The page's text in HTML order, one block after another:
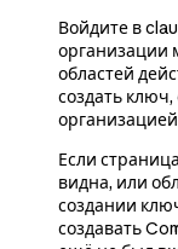
Войдите в
организации
областей
создать
Если страница
видна, или
создании
создавать